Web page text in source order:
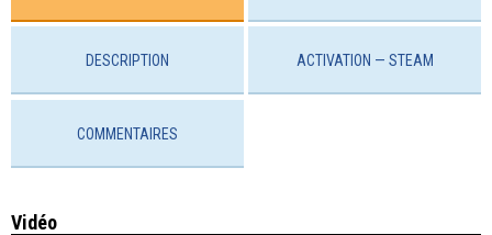
DESCRIPTION ACTIVATION — STEAM
COMMENTAIRES
Vidéo